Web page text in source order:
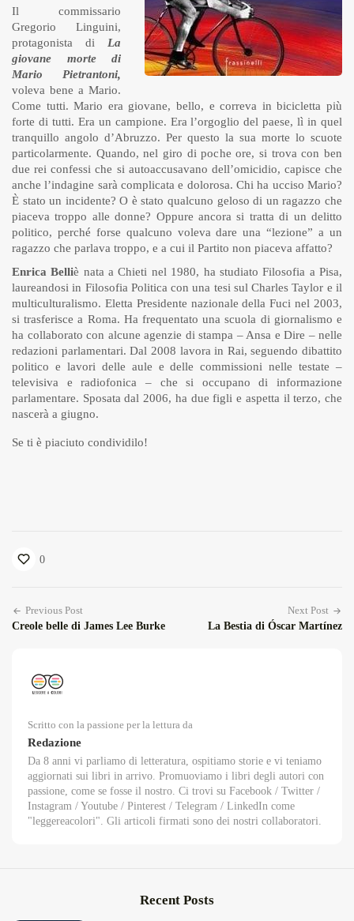
Il commissario
Gregorio Linguini,
protagonista di La
giovane morte di
Mario Pietrantoni,
voleva bene a Mario.
Come tutti. Mario era giovane, bello, e correva in bicicletta più
forte di tutti. Era un campione. Era l’orgoglio del paese, lì in quel
tranquillo angolo d’Abruzzo. Per questo la sua morte lo scuote
particolarmente. Quando, nel giro di poche ore, si trova con ben
due rei confessi che si autoaccusavano dell’omicidio, capisce che
anche l’indagine sarà complicata e dolorosa. Chi ha ucciso Mario?
È stato un incidente? O è stato qualcuno geloso di un ragazzo che
piaceva troppo alle donne? Oppure ancora si tratta di un delitto
politico, perché forse qualcuno voleva dare una “lezione” a un
ragazzo che parlava troppo, e a cui il Partito non piaceva affatto?
Enrica Belliè nata a Chieti nel 1980, ha studiato Filosofia a Pisa,
laureandosi in Filosofia Politica con una tesi sul Charles Taylor e il
multiculturalismo. Eletta Presidente nazionale della Fuci nel 2003,
si trasferisce a Roma. Ha frequentato una scuola di giornalismo e
ha collaborato con alcune agenzie di stampa – Ansa e Dire – nelle
redazioni parlamentari. Dal 2008 lavora in Rai, seguendo dibattito
politico e lavori delle aule e delle commissioni nelle testate –
televisiva e radiofonica – che si occupano di informazione
parlamentare. Sposata dal 2006, ha due figli e aspetta il terzo, che
nascerà a giugno.
Se ti è piaciuto condividilo!
0
Previous Post
Creole belle di James Lee Burke
Next Post
La Bestia di Óscar Martínez
Scritto con la passione per la lettura da
Redazione
Da 8 anni vi parliamo di letteratura, ospitiamo storie e vi teniamo
aggiornati sui libri in arrivo. Promuoviamo i libri degli autori con
passione, come se fosse il nostro. Ci trovi su Facebook / Twitter /
Instagram / Youtube / Pinterest / Telegram / LinkedIn come
"leggereacolori". Gli articoli firmati sono dei nostri collaboratori.
Recent Posts